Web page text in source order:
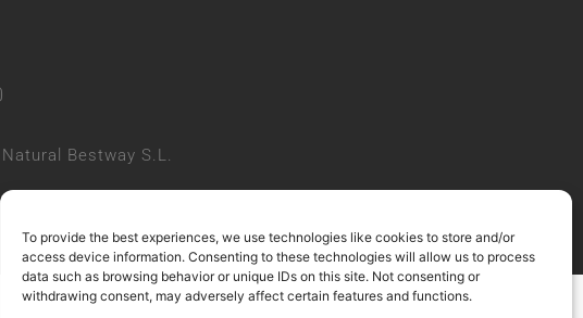
To provide the best experiences, we use technologies like cookies to store and/or
access device information. Consenting to these technologies will allow us to process
data such as browsing behavior or unique IDs on this site. Not consenting or
withdrawing consent, may adversely affect certain features and functions.
Bestway S.L.